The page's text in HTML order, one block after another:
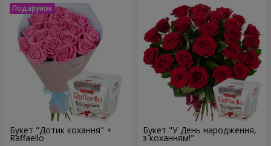
Букет "Дотик кохання" +
Raffaello
Букет "У День народження,
з коханням!"